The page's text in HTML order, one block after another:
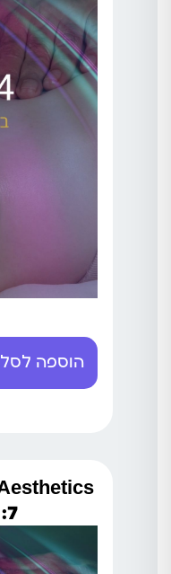
הוספה לסל
7: הפנים והקרקפת